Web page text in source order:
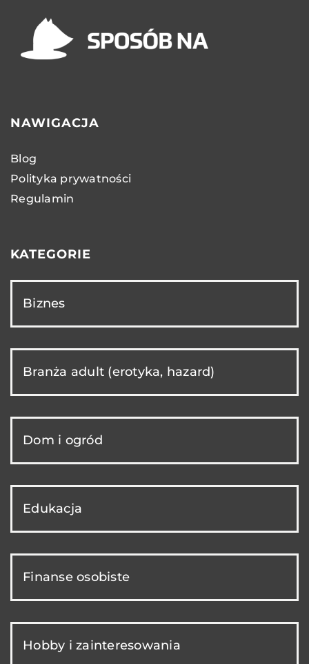
NAWIGACJA
Blog
Polityka prywatności
Regulamin
KATEGORIE
Biznes
Branża adult (erotyka, hazard)
Dom i ogród
Edukacja
Finanse osobiste
Hobby i zainteresowania